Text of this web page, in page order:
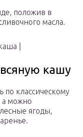
положив в
масла.
|
кашу
классическому
а можно
ягоды,